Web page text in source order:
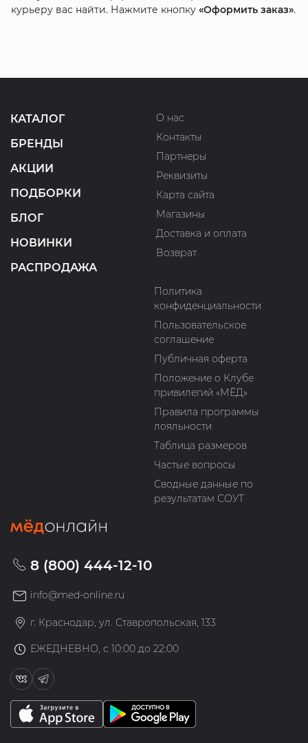
курьеру вас найти. Нажмите кнопку «Оформить заказ».
КАТАЛОГ
БРЕНДЫ
АКЦИИ
ПОДБОРКИ
БЛОГ
НОВИНКИ
РАСПРОДАЖА
О нас
Контакты
Партнеры
Реквизиты
Карта сайта
Магазины
Доставка и оплата
Возврат
Политика
конфиденциальности
Пользовательское
соглашение
Публичная оферта
Положение о Клубе
привилегий «МЁД»
Правила программы
лояльности
Таблица размеров
Частые вопросы
Сводные данные по
результатам СОУТ
8 (800) 444-12-10
info@med-online.ru
г. Краснодар, ул. Ставропольская, 133
ЕЖЕДНЕВНО, с 10:00 до 22:00